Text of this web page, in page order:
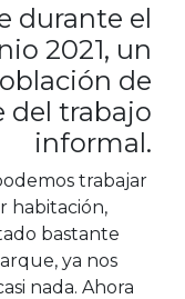
durante el
2021, un
de
del trabajo
informal.
trabajar
habitación,
bastante
ya nos
nada. Ahora